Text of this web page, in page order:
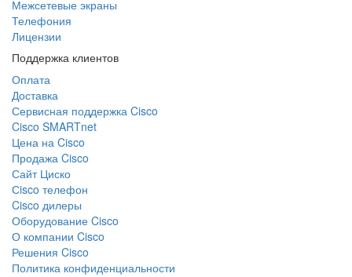
Межсетевые экраны
Телефония
Лицензии
Поддержка клиентов
Оплата
Доставка
Сервисная поддержка Cisco
Cisco SMARTnet
Цена на Cisco
Продажа Cisco
Сайт Циско
Сisco телефон
Cisco дилеры
Оборудование Cisco
О компании Cisco
Решения Cisco
Политика конфиденциальности